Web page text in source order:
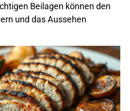
Beilagen können den
und das Aussehen